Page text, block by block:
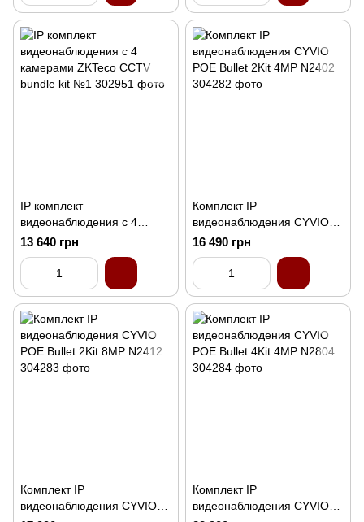
IP комплект
видеонаблюдения с 4
камерами ZKTeco CCTV
bundle kit №1
13 640 грн
Комплект IP
видеонаблюдения CYVIO
POE Bullet 2Kit 4MP N2402
16 490 грн
Комплект IP
видеонаблюдения CYVIO
Комплект IP
видеонаблюдения CYVIO